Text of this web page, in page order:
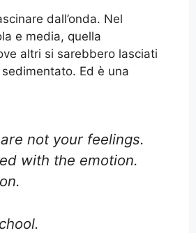
dall’onda. Nel
e media, quella
altri si sarebbero lasciati
Ed è una
not your feelings.
with the emotion.